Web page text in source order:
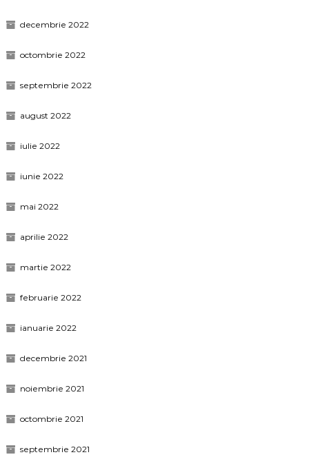
decembrie 2022
octombrie 2022
septembrie 2022
august 2022
iulie 2022
iunie 2022
mai 2022
aprilie 2022
martie 2022
februarie 2022
ianuarie 2022
decembrie 2021
noiembrie 2021
octombrie 2021
septembrie 2021